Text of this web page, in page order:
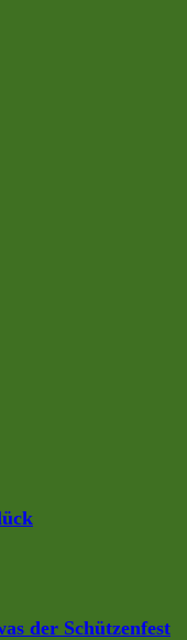
der Schützenfest